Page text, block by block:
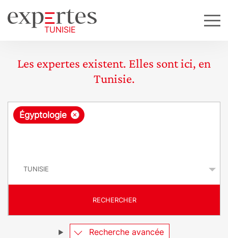
Les expertes existent. Elles sont ici, en
Tunisie.
R
ê
e
×
Égyptologie
RECHERCHER
Recherche avancée